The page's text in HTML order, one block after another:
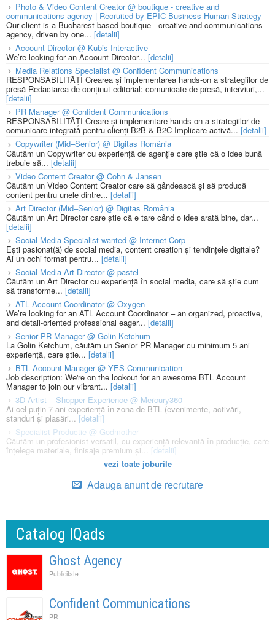
Photo & Video Content Creator @ boutique - creative and
communications agency | Recruited by EPIC Business Human Strategy
Our client is a Bucharest based boutique - creative and communications
agency, driven by one... [detalii]
Account Director @ Kubis Interactive
We’re looking for an Account Director... [detalii]
Media Relations Specialist @ Confident Communications
RESPONSABILITĂȚI Crearea și implementarea hands-on a strategiilor de
presă Redactarea de conținut editorial: comunicate de presă, interviuri,...
[detalii]
PR Manager @ Confident Communications
RESPONSABILITĂȚI Creare și implementare hands-on a strategiilor de
comunicare integrată pentru clienți B2B & B2C Implicare activă... [detalii]
Copywriter (Mid–Senior) @ Digitas România
Căutăm un Copywriter cu experiență de agenție care știe că o idee bună
trebuie să... [detalii]
Video Content Creator @ Cohn & Jansen
Căutăm un Video Content Creator care să gândească și să producă
content pentru unele dintre... [detalii]
Art Director (Mid–Senior) @ Digitas România
Căutăm un Art Director care știe că e tare când o idee arată bine, dar...
[detalii]
Social Media Specialist wanted @ Internet Corp
Ești pasionat(ă) de social media, content creation și tendințele digitale?
Ai un ochi format pentru... [detalii]
Social Media Art Director @ pastel
Căutăm un Art Director cu experiență în social media, care să știe cum
să transforme... [detalii]
ATL Account Coordinator @ Oxygen
We’re looking for an ATL Account Coordinator – an organized, proactive,
and detail-oriented professional eager... [detalii]
Senior PR Manager @ Golin Ketchum
La Golin Ketchum, căutăm un Senior PR Manager cu minimum 5 ani
experiență, care știe... [detalii]
BTL Account Manager @ YES Communication
Job description: We're on the lookout for an awesome BTL Account
Manager to join our vibrant... [detalii]
3D Artist – Shopper Experience @ Mercury360
Ai cel puțin 7 ani experiență în zona de BTL (evenimente, activări,
standuri și plasări... [detalii]
Specialist Productie @ Godmother
Căutăm un profesionist versatil, cu experiență relevantă în producție, care
înțelege materiale, finisaje premium și... [detalii]
vezi toate joburile
Adauga anunt de recrutare
Catalog IQads
Ghost Agency
Publicitate
Confident Communications
PR